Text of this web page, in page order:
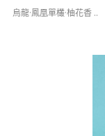
烏龍·鳳凰單欉·柚花香 ..